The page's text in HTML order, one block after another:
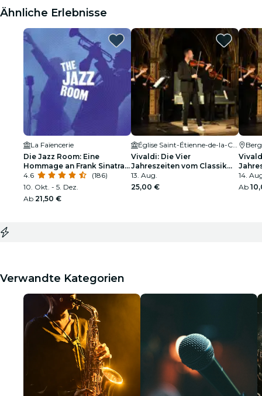
Ähnliche Erlebnisse
La Faïencerie
Die Jazz Room: Eine
Hommage an Frank Sinatra
und Louis Armstrong
4.6
(186)
10. Okt. - 5. Dez.
Ab 21,50 €
Vivaldi: Die Vier
Jahreszeiten vom Classik
Ensemble
13. Aug.
25,00 €
14.
Ab
Verwandte Kategorien